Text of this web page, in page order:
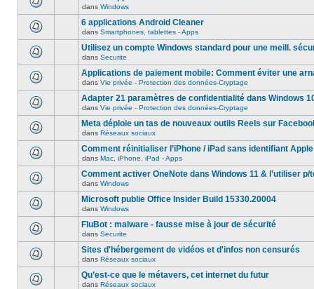
dans Windows
6 applications Android Cleaner
dans Smartphones, tablettes - Apps
Utilisez un compte Windows standard pour une meill.
dans Securite
Applications de paiement mobile: Comment éviter une
dans Vie privée - Protection des données-Cryptage
Adapter 21 paramètres de confidentialité dans Windows
dans Vie privée - Protection des données-Cryptage
Meta déploie un tas de nouveaux outils Reels sur
dans Réseaux sociaux
Comment réinitialiser l’iPhone / iPad sans identifiant Apple
dans Mac, iPhone, iPad - Apps
Comment activer OneNote dans Windows 11 & l’utiliser p/
dans Windows
Microsoft publie Office Insider Build 15330.20004
dans Windows
FluBot : malware - fausse mise à jour de sécurité
dans Securite
Sites d'hébergement de vidéos et d'infos non censurés
dans Réseaux sociaux
Qu’est-ce que le métavers, cet internet du futur
dans Réseaux sociaux